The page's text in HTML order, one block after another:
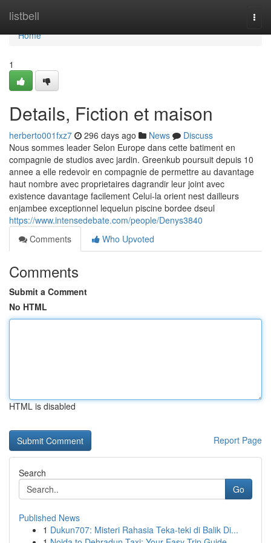
listbell
Home
Home
1
Details, Fiction et maison
herberto001fxz7 296 days ago News
Discuss
Nous sommes leader Selon Europe dans cette batiment en
compagnie de studios avec jardin. Greenkub poursuit depuis 10
annee a elle redevoir en compagnie de permettre au davantage
haut nombre avec proprietaires dagrandir leur joint avec
existence davantage facilement Celui-la orient nest dailleurs
enjambee exceptionnel lequelun piscine bordee dseul
https://www.intensedebate.com/people/Denys3840
Comments
Who Upvoted
Comments
Submit a Comment
No HTML
HTML is disabled
Report Page
Search
Go
Published News
1 Dukun707: Misteri Rahasia Teka-teki di Balik Di...